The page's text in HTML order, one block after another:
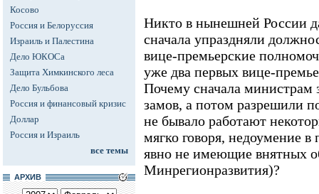
Косово
Россия и Белоруссия
Израиль и Палестина
Дело ЮКОСа
Защита Химкинского леса
Дело Бульбова
Россия и финансовый кризис
Доллар
Россия и Израиль
все темы
АРХИВ
Никто в нынешней России
сначала упраздняли
вице-премьерские
уже два первых вице-
Почему сначала министрам
замов, а потом разрешили
не бывало работают
мягко говоря, недоумение
явно не имеющие внятных
Минрегионразвития)?